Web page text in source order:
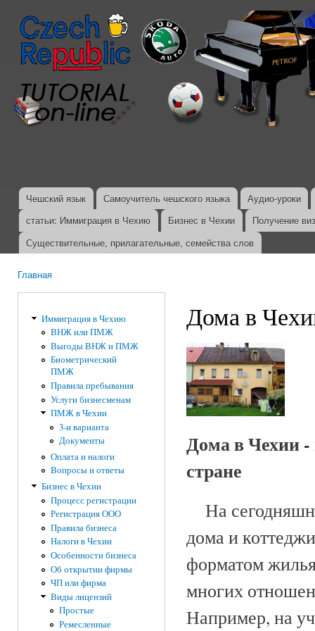
Главное меню
Чешский язык Самоучитель чешского языка
Аудио-уроки
статьи: Иммиграция в Чехию
Бизнес в Чехии
Получение
Существительные, прилагательные, семейства слов
Главная
Иммиграция в Чехию
ВНЖ или ПМЖ
Выгоды ВНЖ и ПМЖ
Биометрический
ПМЖ
Правила пребывания
Услуги бизнесменам
ПМЖ в Чехии
3-и варианта
Документы
Оплата и налоги
Вопросы и ответы
Бизнес в Чехии
Процесс регистрации
Регистрация ООО
Правила бизнеса
Налоги в Чехии
Особенности бизнеса
Об открытии фирмы
ЧП или фирма
Виды лицензий
Простые
Ремесленные
Дома в
Дома в Чехии -
стране
На
дома и
форматом
многих
Например, на